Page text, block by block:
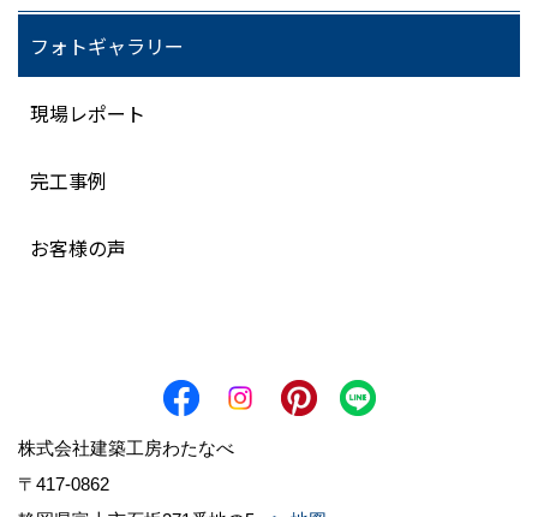
フォトギャラリー
現場レポート
完工事例
お客様の声
株式会社建築工房わたなべ
〒417-0862